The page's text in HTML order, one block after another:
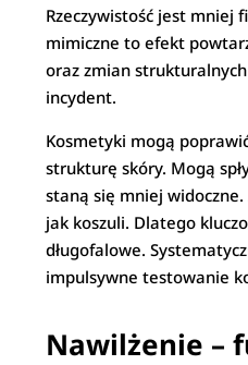
Rzeczywistość jest mniej
mimiczne to efekt
oraz zmian
incydent.
Kosmetyki mogą
strukturę skóry. Mogą
staną się mniej
jak koszuli. Dlatego
długofalowe.
impulsywne testowanie
Nawilżenie –